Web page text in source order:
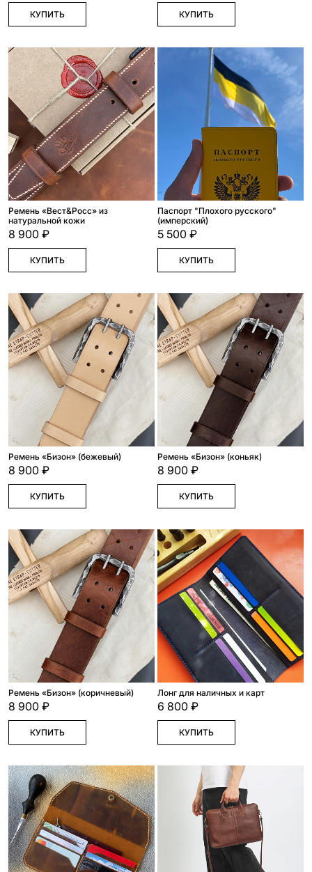
КУПИТЬ КУПИТЬ
Ремень «Вест&Росс» из
натуральной кожи
8 900 ₽
КУПИТЬ
Паспорт "Плохого русского"
(имперский)
5 500 ₽
КУПИТЬ
Ремень «Бизон» (бежевый)
8 900 ₽
КУПИТЬ
Ремень «Бизон» (коньяк)
8 900 ₽
КУПИТЬ
Ремень «Бизон» (коричневый)
8 900 ₽
КУПИТЬ
Лонг для наличных и карт
6 800 ₽
КУПИТЬ